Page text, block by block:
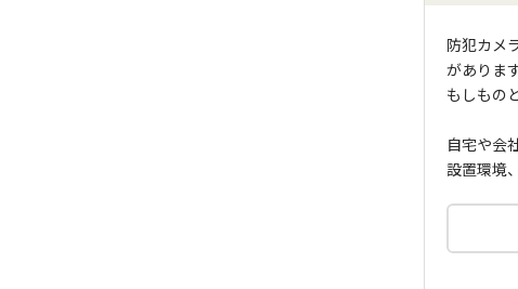
防犯カメ
があります
もしもの
自宅や会
設置環境